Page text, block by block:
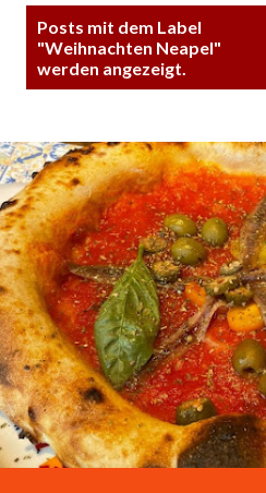
s
Posts mit dem Label
"Weihnachten Neapel"
werden angezeigt.